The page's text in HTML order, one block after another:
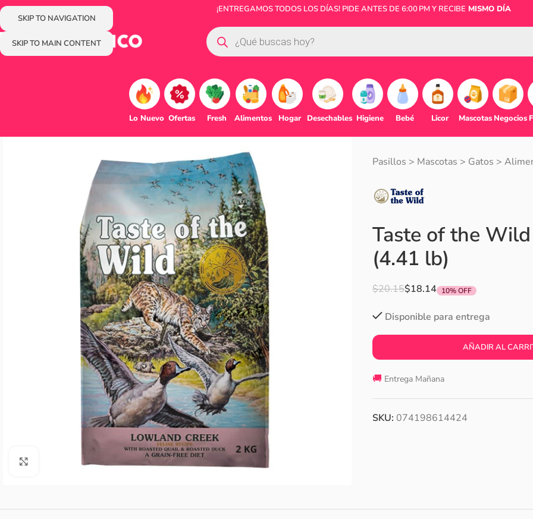
SKIP TO NAVIGATION
SKIP TO MAIN CONTENT
¡ENTREGAMOS TODOS LOS DÍAS! PIDE ANTES DE 6:00 PM Y RECIBE MISMO DÍA
Lo Nuevo Ofertas Fresh Alimentos Hogar Desechables Higiene Bebé Licor Mascotas Negocios
Agrandar imagen
Pasillos > Mascotas > Gatos >
Taste of the
(4.41 lb)
$20.15$18.14 10% OFF
Disponible para entrega
AÑADIR AL
🚚 Entrega Mañana
SKU: 074198614424